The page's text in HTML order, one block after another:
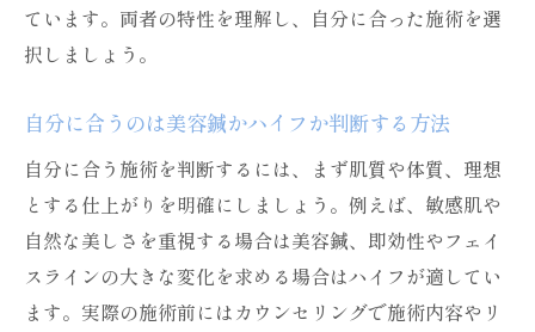
ています。両者の特性を理解し、自分に合った施術を選
択しましょう。
自分に合うのは美容鍼かハイフか判断する方法
自分に合う施術を判断するには、まず肌質や体質、理想
とする仕上がりを明確にしましょう。例えば、敏感肌や
自然な美しさを重視する場合は美容鍼、即効性やフェイ
スラインの大きな変化を求める場合はハイフが適してい
ます。実際の施術前にはカウンセリングで施術内容やリ